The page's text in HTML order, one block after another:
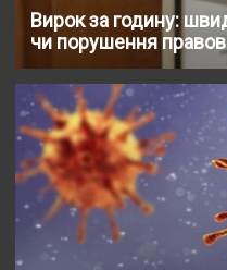
Вирок за годину:
чи порушення